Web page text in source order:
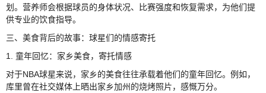
划。营养师会根据球员的身体状况、比赛强度和恢复需求，为他们提
供专业的饮食指导。
三、美食背后的故事：球星们的情感寄托
1. 童年回忆：家乡美食，寄托情感
对于NBA球星来说，家乡的美食往往承载着他们的童年回忆。例如，
库里曾在社交媒体上晒出家乡加州的烧烤照片，感慨万分。